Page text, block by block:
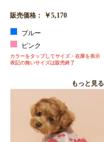
販売価格： ￥5,170
ブルー
ピンク
カラーをタップしてサイズ・在庫を表示
表記の無いサイズは販売終了
もっと見る